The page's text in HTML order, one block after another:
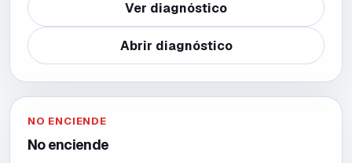
Ver diagnóstico
Abrir diagnóstico
NO ENCIENDE
No enciende